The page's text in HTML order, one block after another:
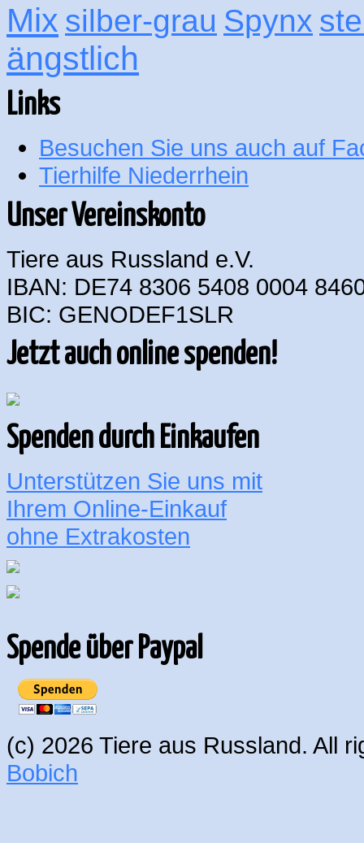
Mix silber-grau Spynx
ängstlich
Links
Besuchen Sie uns auch auf
Tierhilfe Niederrhein
Unser Vereinskonto
Tiere aus Russland e.V.
IBAN: DE74 8306 5408 0004
BIC: GENODEF1SLR
Jetzt auch online spenden!
Spenden durch Einkaufen
Unterstützen Sie uns mit
Ihrem Online-Einkauf
ohne Extrakosten
Spende über Paypal
(c) 2026 Tiere aus Russland. All
Bobich